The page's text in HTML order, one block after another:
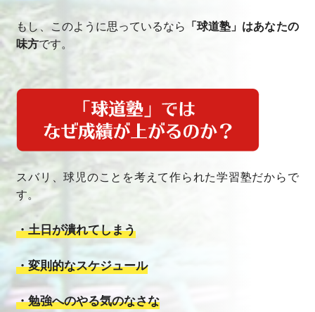
もし、このように思っているなら 「球道塾」はあなたの
味方です。
スバリ、球児のことを考えて作られた学習塾だからで
す。
・土日が潰れてしまう
・変則的なスケジュール
・勉強へのやる気のなさな